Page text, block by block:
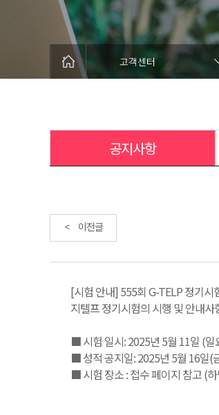
고객센터
공지사항
< 이전글
[시험 안내] 555회 G-TELP 정기시
지텔프 정기시험의 시행 및 안내
■ 시험 일시: 2025년 5월 11일 (
■ 성적 공지일: 2025년 5월 16일(
■ 시험 장소 : 접수 페이지 참고 (